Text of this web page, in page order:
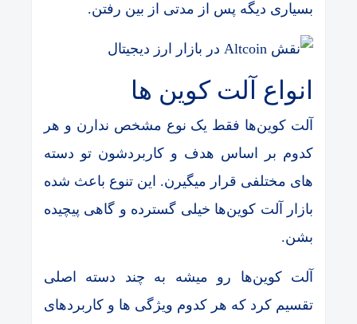
بسیاری دیگه پس از مدتی از بین رفتن.
انواع آلت کوین ها
آلت کوین‌ها فقط یک نوع مشخص ندارن و هر
کدوم بر اساس هدف و کاربردشون تو دسته
های مختلفی قرار میگیرن. این تنوع باعث شده
بازار آلت کوین‌ها خیلی گسترده و گاهی پیچیده
بشن.
آلت کوین‌ها رو میشه به چند دسته اصلی
تقسیم کرد که هر کدوم ویژگی ها و کاربردهای